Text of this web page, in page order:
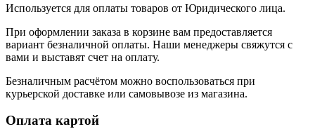
Используется для оплаты товаров от Юридического лица.
При оформлении заказа в корзине вам предоставляется
вариант безналичной оплаты. Наши менеджеры свяжутся с
вами и выставят счет на оплату.
Безналичным расчётом можно воспользоваться при
курьерской доставке или самовывозе из магазина.
Оплата картой